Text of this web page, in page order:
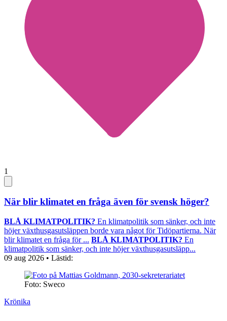
1
När blir klimatet en fråga även för svensk höger?
BLÅ KLIMATPOLITIK? En klimatpolitik som sänker, och inte
höjer växthusgasutsläppen borde vara något för Tidöpartierna. När
blir klimatet en fråga för ... BLÅ KLIMATPOLITIK? En
klimatpolitik som sänker, och inte höjer växthusgasutsläpp...
09 aug 2026 • Lästid:
Foto: Sweco
Krönika